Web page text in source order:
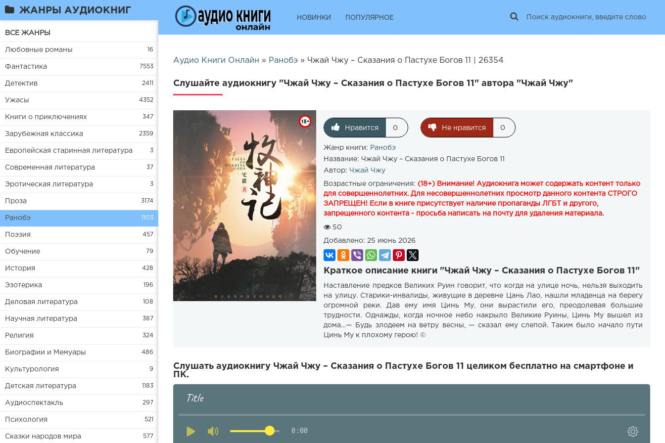
ЖАНРЫ АУДИОКНИГ
ВСЕ ЖАНРЫ
Любовные романы 16
Фантастика 7553
Детектив 2411
Ужасы 4352
Книги о приключениях 347
Зарубежная классика 2359
Европейская старинная литература 3
Современная литература 37
Эротическая литература 3
Проза 3174
Ранобэ 1103
Поэзия 457
Обучение 79
История 428
Эзотерика 196
Деловая литература 108
Научная литература 387
Религия 324
Биографии и Мемуары 486
Культурология 9
Детская литература 1183
Аудиоспектакль 297
Психология 521
Сказки народов мира 577
НОВИНКИ ПОПУЛЯРНОЕ
Аудио Книги Онлайн » Ранобэ » Чжай Чжу – Сказания о Пастухе Богов 11 | 26354
Слушайте аудиокнигу "Чжай Чжу – Сказания о Пастухе Богов 11" автора "Чжай Чжу"
Нравится 0 Не нравится 0
Жанр книги: Ранобэ
Название: Чжай Чжу – Сказания о Пастухе Богов 11
Автор: Чжай Чжу
Возрастные ограничения: (18+) Внимание! Аудиокнига может содержать контент только
для совершеннолетних. Для несовершеннолетних просмотр данного контента СТРОГО
ЗАПРЕЩЕН! Если в книге присутствует наличие пропаганды ЛГБТ и другого,
запрещенного контента - просьба написать на почту для удаления материала.
50
Добавлено: 25 июнь 2026
Краткое описание книги "Чжай Чжу – Сказания о Пастухе Богов 11"
Наставление предков Великих Руин говорит, что когда на улице ночь, нельзя выходить
на улицу. Старики-инвалиды, живущие в деревне Цань Лао, нашли младенца на берегу
огромной реки. Дав ему имя Цинь Му, они вырастили его, преодолевая большие
трудности. Однажды, когда ночное небо накрыло Великие Руины, Цинь Му вышел из
дома…— Будь злодеем на ветру весны, — сказал ему слепой. Таким было начало пути
Цинь Му к плохому герою! ©
Слушать аудиокнигу Чжай Чжу – Сказания о Пастухе Богов 11 целиком бесплатно на смартфоне и
ПК.
Title
0:00